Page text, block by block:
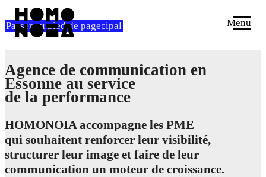
Passer au contenu principal
Passer au pied de page Menu
Agence de communication en
Essonne au service
de la performance
HOMONOIA accompagne les PME
qui souhaitent renforcer leur visibilité,
structurer leur image et faire de leur
communication un moteur de croissance.